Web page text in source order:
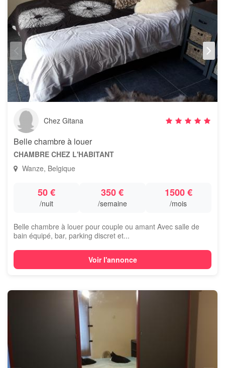
Chez Gitana
Belle chambre à louer
CHAMBRE CHEZ L'HABITANT
Wanze, Belgique
50 €
/nuit
350 €
/semaine
1500 €
/mois
Belle chambre à louer pour couple ou amant Avec salle de
bain équipé, bar, parking discret et...
Voir l'annonce